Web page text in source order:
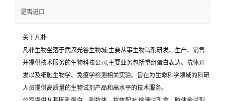
是否进口
关于凡朴
凡朴生物坐落于武汉光谷生物城,主要从事生物试剂研发、生产、销售
并提供技术服务的生物科技公司,主要业务包括重组蛋白表达、抗体开
发以及细胞生物学、免疫学检测相关实验。旨在为生命科学领域的科研
人员提供高质量的生物试剂产品和高水平的技术服务。